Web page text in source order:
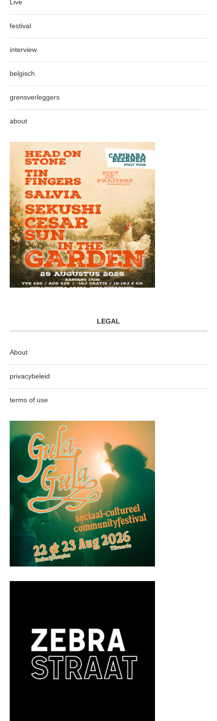
Live
festival
interview
belgisch
grensverleggers
about
LEGAL
About
privacybeleid
terms of use